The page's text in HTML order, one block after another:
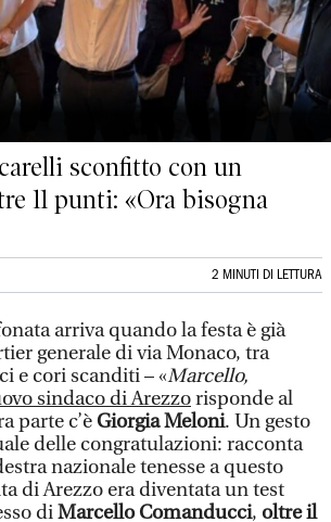
sconfitto con un
11 punti: «Ora bisogna
2 MINUTI DI LETTURA
arriva quando la festa è già
generale di via Monaco, tra
e cori scanditi – «Marcello,
sindaco di Arezzorisponde al
parte c’èGiorgia Meloni. Un gesto
delle congratulazioni: racconta
nazionale tenesse a questo
di Arezzo era diventata un test
diMarcello Comanducci, oltre il